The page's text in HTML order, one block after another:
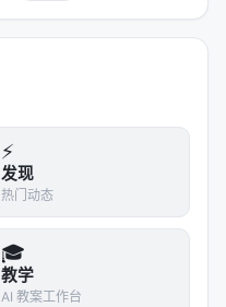
⚡
发现
热门动态
🎓
教学
AI 教案工作台